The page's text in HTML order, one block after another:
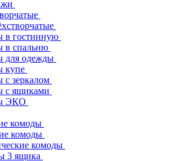
гостинную
спальню
одежды
купе
зеркалом
ящиками
ЭКО
комоды
комоды
комоды
3 ящика